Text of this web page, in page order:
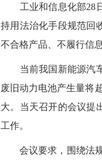
工业和信息化部28日
持用法治化手段规范回
不合格产品、不履行信
当前我国新能源汽车
废旧动力电池产生量将
大。当天召开的会议提
工作。
会议要求，围绕法规